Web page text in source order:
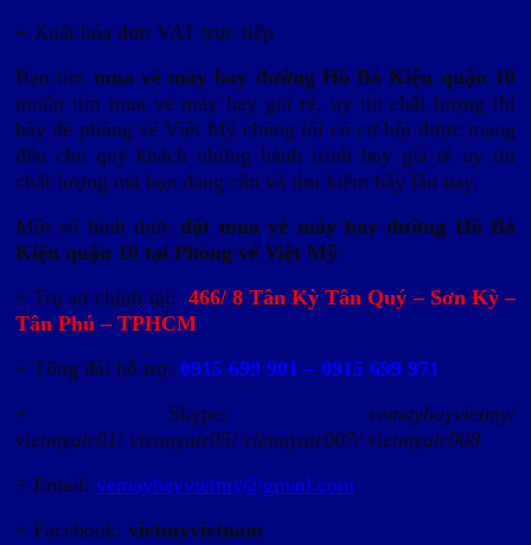
+ Xuất hóa đơn VAT trực tiếp
Bạn tìm mua vé máy bay đường Hồ Bá Kiện quận 10
muốn tìm mua vé máy bay giá rẻ, uy tín chất lượng thì
hãy để phòng vé Việt Mỹ chúng tôi có cơ hội được mang
đến cho quý khách những hành trình bay giá rẻ uy tín
chất lượng mà bạn đang cần và tìm kiếm bấy lâu nay.
Một số hình thức đặt mua vé máy bay đường Hồ Bá
Kiện quận 10 tại Phòng vé Việt Mỹ:
+ Trụ sở chính tại: 466/ 8 Tân Kỳ Tân Quý – Sơn Kỳ –
Tân Phú – TPHCM
+ Tổng đài hỗ trợ: 0915 699 901 – 0915 699 971
+ Skype: vemaybayvietmy/
vietmyair01/ vietmyair05/ vietmyair007/ vietmyair008
+ Email: vemaybayvietmy@gmail.com
+ Facebook: vietmyvietnam